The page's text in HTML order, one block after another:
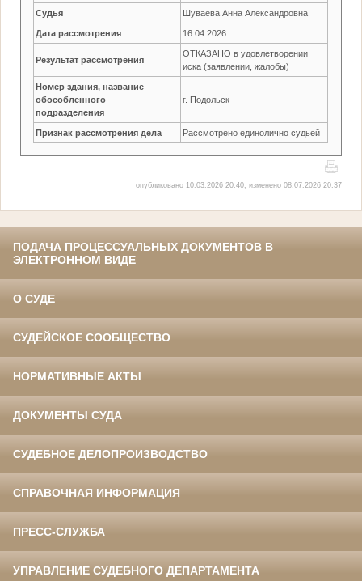
Судья Шуваева Анна Александровна
Дата рассмотрения 16.04.2026
Результат рассмотрения
ОТКАЗАНО в удовлетворении
иска (заявлении, жалобы)
Номер здания, название
обособленного
подразделения
г. Подольск
Признак рассмотрения дела Рассмотрено единолично судьей
опубликовано 10.03.2026 20:40, изменено 08.07.2026 20:37
ПОДАЧА ПРОЦЕССУАЛЬНЫХ ДОКУМЕНТОВ В
ЭЛЕКТРОННОМ ВИДЕ
О СУДЕ
СУДЕЙСКОЕ СООБЩЕСТВО
НОРМАТИВНЫЕ АКТЫ
ДОКУМЕНТЫ СУДА
СУДЕБНОЕ ДЕЛОПРОИЗВОДСТВО
СПРАВОЧНАЯ ИНФОРМАЦИЯ
ПРЕСС-СЛУЖБА
УПРАВЛЕНИЕ СУДЕБНОГО ДЕПАРТАМЕНТА